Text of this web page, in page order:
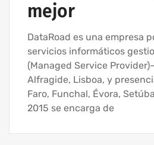
mejor
DataRoad es una empresa
servicios informáticos
(Managed Service
Alfragide, Lisboa, y
Faro, Funchal, Évora,
2015 se encarga de